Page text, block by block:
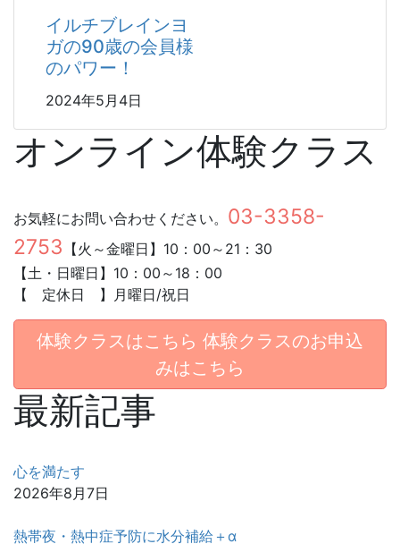
イルチブレインヨ
ガの90歳の会員様
のパワー！
2024年5月4日
オンライン体験クラス
お気軽にお問い合わせください。 03-3358-
2753 【火～金曜日】10：00～21：30
【土・日曜日】10：00～18：00
【 定休日 】月曜日/祝日
体験クラスはこちら 体験クラスのお申込
みはこちら
最新記事
心を満たす
2026年8月7日
熱帯夜・熱中症予防に水分補給＋α